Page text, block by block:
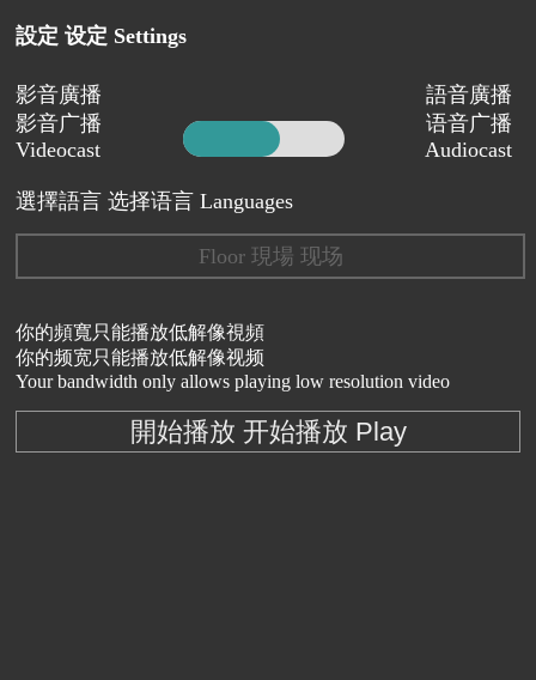
設定 设定 Settings
影音廣播
影音广播
Videocast
語音廣播
语音广播
Audiocast
選擇語言 选择语言 Languages
Floor 現場 现场
你的頻寬只能播放低解像視頻
你的频宽只能播放低解像视频
Your bandwidth only allows playing low resolution video
開始播放 开始播放 Play